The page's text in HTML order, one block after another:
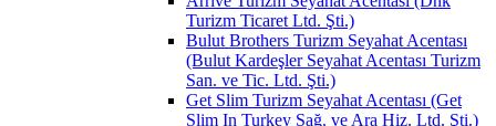
Turizm Ticaret Ltd. Şti.)
Bulut Brothers Turizm Seyahat Acentası
(Bulut Kardeşler Seyahat Acentası Turizm
San. ve Tic. Ltd. Şti.)
Get Slim Turizm Seyahat Acentası (Get
Slim In Turkey Sağ. ve Ara Hiz. Ltd. Şti.)